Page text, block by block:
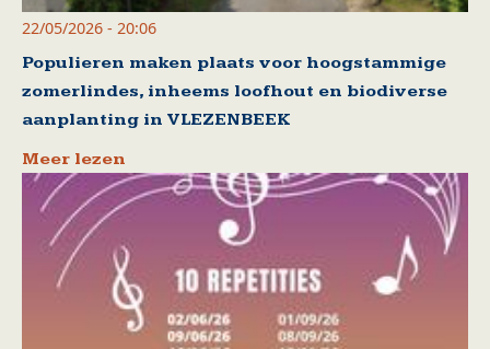
22/05/2026 - 20:06
Populieren maken plaats voor hoogstammige
zomerlindes, inheems loofhout en biodiverse
aanplanting in VLEZENBEEK
Meer lezen